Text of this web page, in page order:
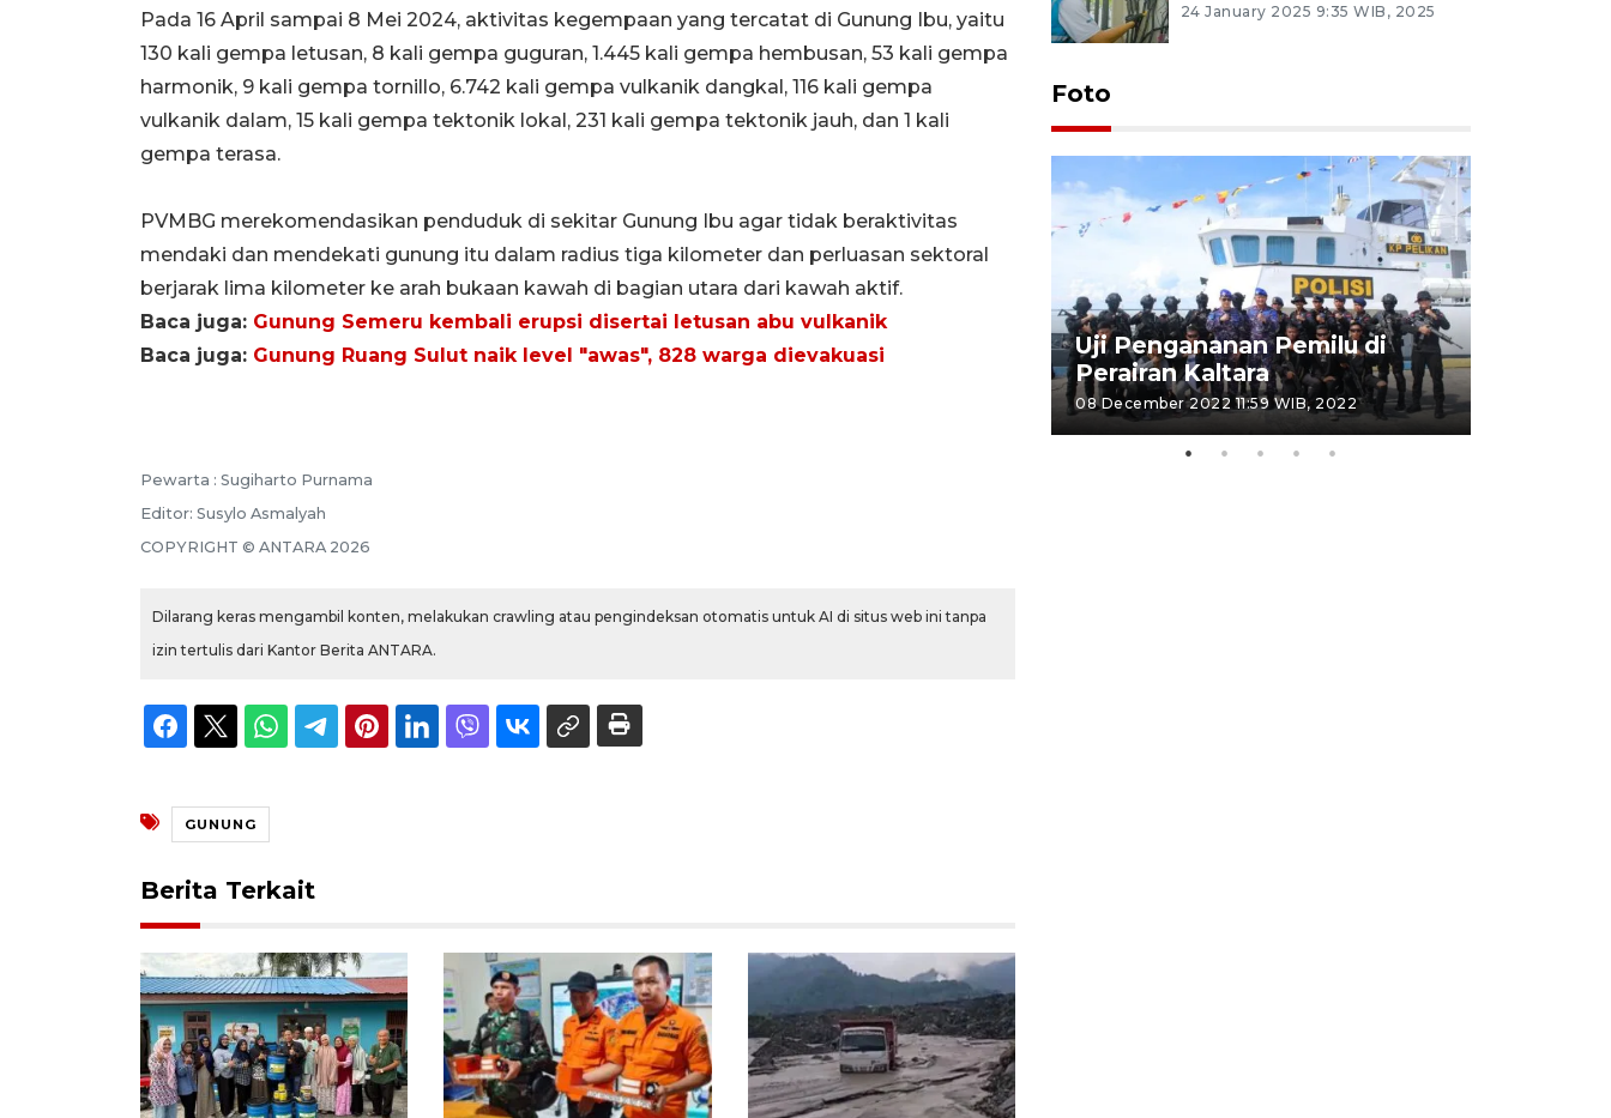
Pada 16 April sampai 8 Mei 2024, aktivitas kegempaan yang tercatat di Gunung Ibu, yaitu
130 kali gempa letusan, 8 kali gempa guguran, 1.445 kali gempa hembusan, 53 kali gempa
harmonik, 9 kali gempa tornillo, 6.742 kali gempa vulkanik dangkal, 116 kali gempa
vulkanik dalam, 15 kali gempa tektonik lokal, 231 kali gempa tektonik jauh, dan 1 kali
gempa terasa.
PVMBG merekomendasikan penduduk di sekitar Gunung Ibu agar tidak beraktivitas
mendaki dan mendekati gunung itu dalam radius tiga kilometer dan perluasan sektoral
berjarak lima kilometer ke arah bukaan kawah di bagian utara dari kawah aktif.
Baca juga: Gunung Semeru kembali erupsi disertai letusan abu vulkanik
Baca juga: Gunung Ruang Sulut naik level "awas", 828 warga dievakuasi
Pewarta : Sugiharto Purnama
Editor: Susylo Asmalyah
COPYRIGHT © ANTARA 2026
Dilarang keras mengambil konten, melakukan crawling atau pengindeksan otomatis untuk AI di situs web ini tanpa
izin tertulis dari Kantor Berita ANTARA.
GUNUNG
Berita Terkait
24 January 2025 9:35 WIB, 2025
Foto
32 balpres pakaian bekas
dimusnahkan di Markas Kodim
Tarakan
Uji Pengananan Pemilu di
Perairan Kaltara
08 December 2022 11:59 WIB, 2022